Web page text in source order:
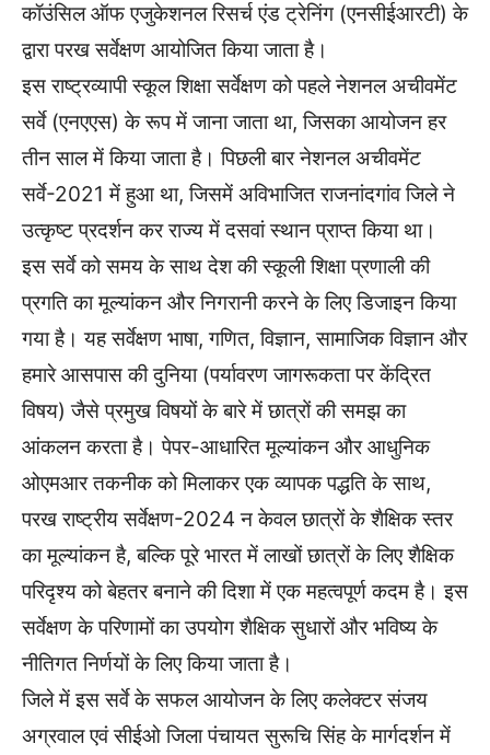
कॉउंसिल ऑफ एजुकेशनल रिसर्च एंड ट्रेनिंग (एनसीईआरटी) के
द्वारा परख सर्वेक्षण आयोजित किया जाता है।
इस राष्ट्रव्यापी स्कूल शिक्षा सर्वेक्षण को पहले नेशनल अचीवमेंट
सर्वे (एनएएस) के रूप में जाना जाता था, जिसका आयोजन हर
तीन साल में किया जाता है। पिछली बार नेशनल अचीवमेंट
सर्वे-2021 में हुआ था, जिसमें अविभाजित राजनांदगांव जिले ने
उत्कृष्ट प्रदर्शन कर राज्य में दसवां स्थान प्राप्त किया था।
इस सर्वे को समय के साथ देश की स्कूली शिक्षा प्रणाली की
प्रगति का मूल्यांकन और निगरानी करने के लिए डिजाइन किया
गया है। यह सर्वेक्षण भाषा, गणित, विज्ञान, सामाजिक विज्ञान और
हमारे आसपास की दुनिया (पर्यावरण जागरूकता पर केंद्रित
विषय) जैसे प्रमुख विषयों के बारे में छात्रों की समझ का
आंकलन करता है। पेपर-आधारित मूल्यांकन और आधुनिक
ओएमआर तकनीक को मिलाकर एक व्यापक पद्धति के साथ,
परख राष्ट्रीय सर्वेक्षण-2024 न केवल छात्रों के शैक्षिक स्तर
का मूल्यांकन है, बल्कि पूरे भारत में लाखों छात्रों के लिए शैक्षिक
परिदृश्य को बेहतर बनाने की दिशा में एक महत्वपूर्ण कदम है। इस
सर्वेक्षण के परिणामों का उपयोग शैक्षिक सुधारों और भविष्य के
नीतिगत निर्णयों के लिए किया जाता है।
जिले में इस सर्वे के सफल आयोजन के लिए कलेक्टर संजय
अग्रवाल एवं सीईओ जिला पंचायत सुरूचि सिंह के मार्गदर्शन में